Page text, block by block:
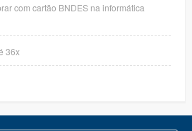
com cartão BNDES na informática
36x